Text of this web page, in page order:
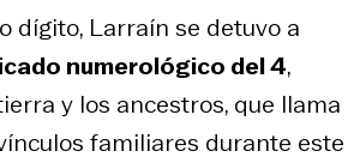
dígito, Larraín se detuvo a
numerológico del 4,
y los ancestros, que llama
familiares durante este